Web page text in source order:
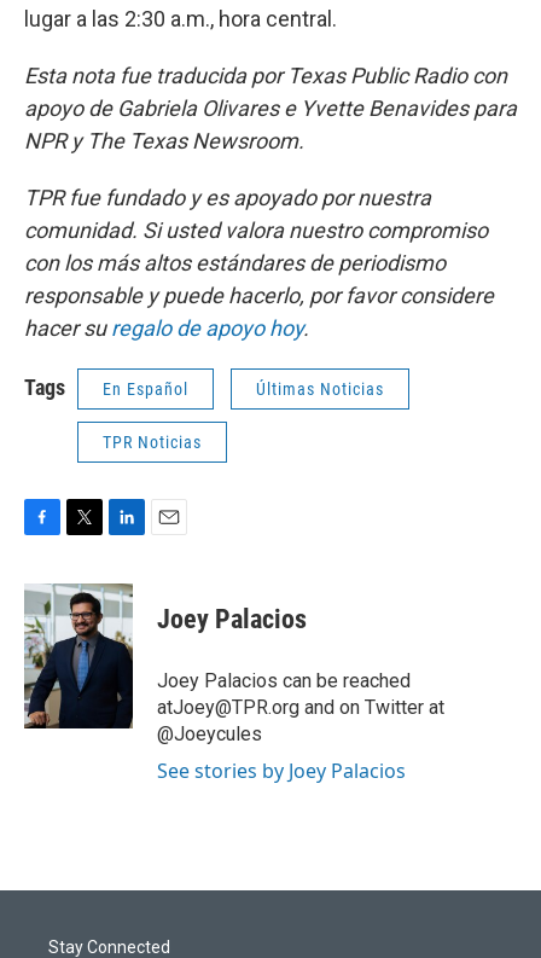
lugar a las 2:30 a.m., hora central.
Esta nota fue traducida por Texas Public Radio con
apoyo de Gabriela Olivares e Yvette Benavides para
NPR y The Texas Newsroom.
TPR fue fundado y es apoyado por nuestra
comunidad. Si usted valora nuestro compromiso
con los más altos estándares de periodismo
responsable y puede hacerlo, por favor considere
hacer suregalo de apoyo hoy.
Tags En Español Últimas Noticias
TPR Noticias
c
e
b
o
o
k
i
t
t
e
r
n
k
e
n
Joey Palacios
Joey Palacios can be reached
atJoey@TPR.org and on Twitter at
@Joeycules
See stories by Joey Palacios
Stay Connected